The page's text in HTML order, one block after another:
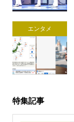
エンタメ
特集記事